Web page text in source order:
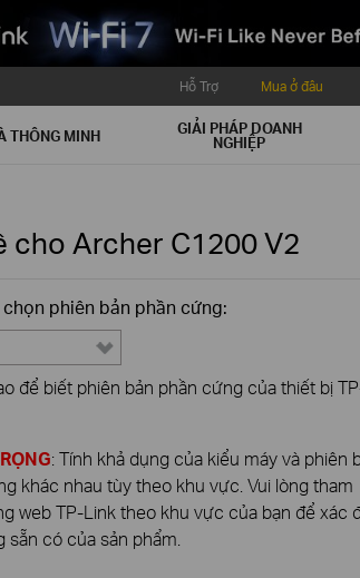
Hỗ Trợ Mua ở đâu
THÔNG MINH GIẢI PHÁP DOANH
NGHIỆP
cho Archer C1200V2
phiên bản phần cứng:
để biết phiên bản phần cứng của thiết bị
: Tính khả dụng của kiểu máy và phiên
khác nhau tùy theo khu vực. Vui lòng tham
web TP-Link theo khu vực của bạn để xác
sẵn có của sản phẩm.